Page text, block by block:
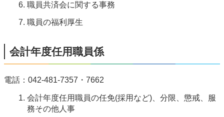
職員共済会に関する事務
職員の福利厚生
会計年度任用職員係
電話：042-481-7357・7662
会計年度任用職員の任免(採用など)、分限、懲戒、服
務その他人事